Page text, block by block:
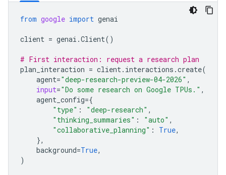
from google import genai
client = genai .Client()
# First interaction: request a research plan
plan_interaction = client. interactions .create(
agent="deep-research-preview-04-2026" ,
input="Do some research on Google TPUs." ,
agent_config={
"type" : "deep-research" ,
"thinking_summaries" : "auto" ,
"collaborative_planning" : True,
},
background=True,
)